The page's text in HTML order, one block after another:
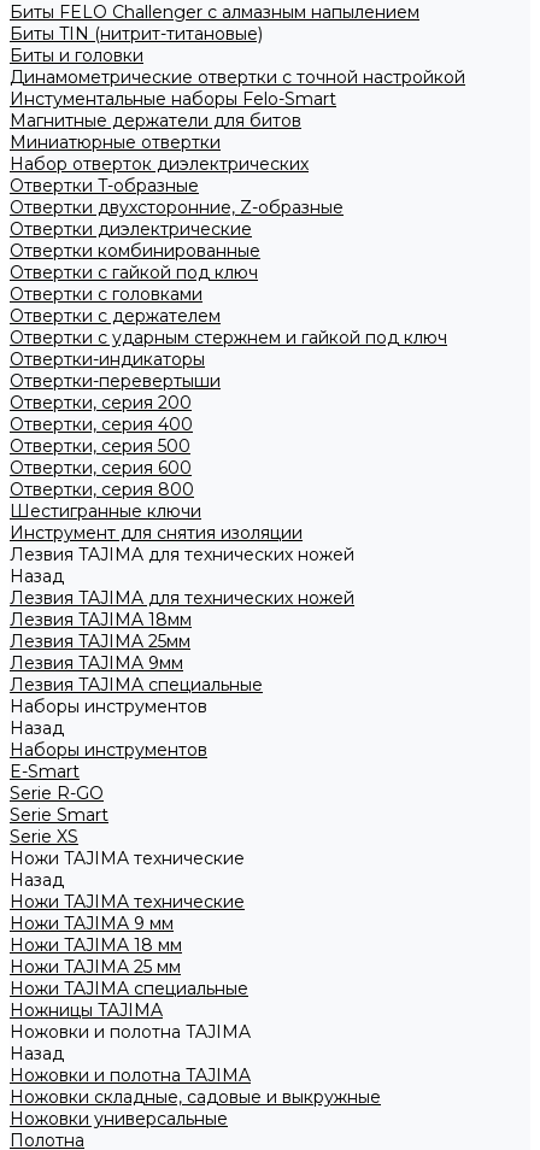
Биты FELO Challenger с алмазным напылением
Биты TIN (нитрит-титановые)
Биты и головки
Динамометрические отвертки с точной настройкой
Инстументальные наборы Felo-Smart
Магнитные держатели для битов
Миниатюрные отвертки
Набор отверток диэлектрических
Отвертки T-образные
Отвертки двухсторонние, Z-образные
Отвертки диэлектрические
Отвертки комбинированные
Отвертки с гайкой под ключ
Отвертки с головками
Отвертки с держателем
Отвертки с ударным стержнем и гайкой под ключ
Отвертки-индикаторы
Отвертки-перевертыши
Отвертки, серия 200
Отвертки, серия 400
Отвертки, серия 500
Отвертки, серия 600
Отвертки, серия 800
Шестигранные ключи
Инструмент для снятия изоляции
Лезвия TAJIMA для технических ножей
Назад
Лезвия TAJIMA для технических ножей
Лезвия TAJIMA 18мм
Лезвия TAJIMA 25мм
Лезвия TAJIMA 9мм
Лезвия TAJIMA специальные
Наборы инструментов
Назад
Наборы инструментов
E-Smart
Serie R-GO
Serie Smart
Serie XS
Ножи TAJIMA технические
Назад
Ножи TAJIMA технические
Ножи TAJIMA 9 мм
Ножи TAJIMA 18 мм
Ножи TAJIMA 25 мм
Ножи TAJIMA специальные
Ножницы TAJIMA
Ножовки и полотна TAJIMA
Назад
Ножовки и полотна TAJIMA
Ножовки складные, садовые и выкружные
Ножовки универсальные
Полотна